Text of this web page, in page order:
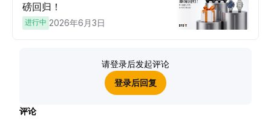
磅回归！
进行中 2026年6月3日
请登录后发起评论
登录后回复
评论